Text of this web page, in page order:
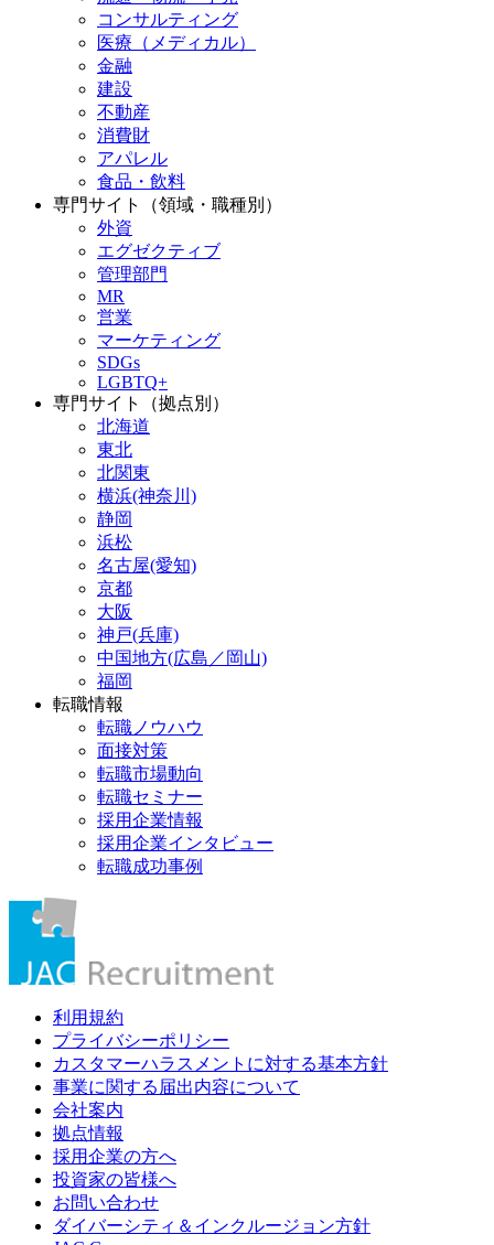
コンサルティング
医療（メディカル）
金融
建設
不動産
消費財
アパレル
食品・飲料
専門サイト（領域・職種別）
外資
エグゼクティブ
管理部門
MR
営業
マーケティング
SDGs
LGBTQ+
専門サイト（拠点別）
北海道
東北
北関東
横浜(神奈川)
静岡
浜松
名古屋(愛知)
京都
大阪
神戸(兵庫)
中国地方(広島／岡山)
福岡
転職情報
転職ノウハウ
面接対策
転職市場動向
転職セミナー
採用企業情報
採用企業インタビュー
転職成功事例
利用規約
プライバシーポリシー
カスタマーハラスメントに対する基本方針
事業に関する届出内容について
会社案内
拠点情報
採用企業の方へ
投資家の皆様へ
お問い合わせ
ダイバーシティ＆インクルージョン方針